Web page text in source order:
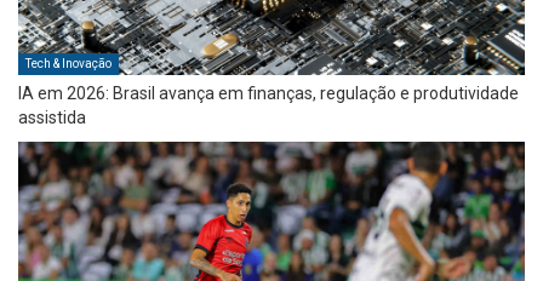
Tech & Inovação
IA em 2026: Brasil avança em finanças, regulação e produtividade
assistida